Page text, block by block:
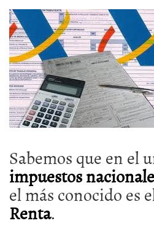
Sabemos que en el
impuestos
el más conocido es
Renta.